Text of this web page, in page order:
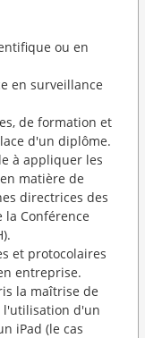
ou en
en surveillance
de formation et
d'un diplôme.
à appliquer les
matière de
directrices des
la Conférence
et protocolaires
entreprise.
la maîtrise de
l'utilisation d'un
iPad (le cas